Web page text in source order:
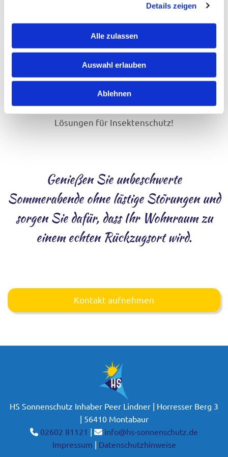
Details zeigen
Alle zulassen
Auswahl erlauben
Ablehnen
Wir fertigen für Sie verschiedene Modelle, die zu
Ihren Bedürfnissen passen, darunter
Einhängerahmen und Schiebeelemente für Fenster,
sowie Lösungen für Klapp- und Schiebetüren. Auch
Rollos und spezielle Sonderformen gehören zu
unserem Angebot.
Lassen Sie sich von unserer Expertise überzeugen
und gestalten Sie Ihr Zuhause mit den besten
Lösungen für Insektenschutz!
Genießen Sie unbeschwerte
Sommerabende ohne lästige Störungen und
sorgen Sie dafür, dass Ihr Wohnraum zu
einem echten Rückzugsort wird.
Kontakt aufnehmen
HS Sonnenschutz Inhaber Peer Lindner | Horresser Berg 3
| 56410 Montabaur
 02602 81121 |  info@hs-sonnenschutz.de
Impressum | Datenschutzhinweise